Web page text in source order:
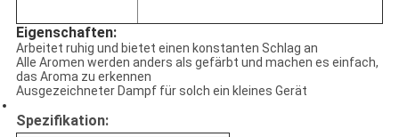
Eigenschaften:
Arbeitet ruhig und bietet einen konstanten Schlag an
Alle Aromen werden anders als gefärbt und machen es einfach,
das Aroma zu erkennen
Ausgezeichneter Dampf für solch ein kleines Gerät
Spezifikation: